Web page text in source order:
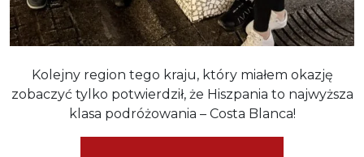
Kolejny region tego kraju, który miałem okazję
zobaczyć tylko potwierdził, że Hiszpania to najwyższa
klasa podróżowania – Costa Blanca!